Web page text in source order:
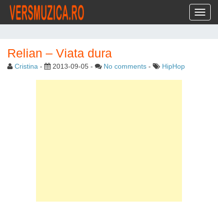
Relian – Viata dura
Cristina - 2013-09-05 - No comments - HipHop